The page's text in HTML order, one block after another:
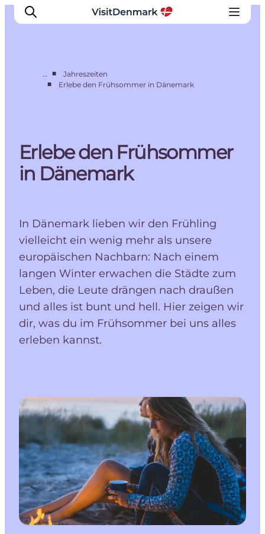
Unterkünfte
Reiseplanung
… ■
Jahreszeiten
■
Erlebe den Frühsommer in Dänemark
Erlebe den Frühsommer
in Dänemark
In Dänemark lieben wir den Frühling
vielleicht ein wenig mehr als unsere
europäischen Nachbarn: Nach einem
langen Winter erwachen die Städte zum
Leben, die Leute drängen nach draußen
und alles ist bunt und hell. Hier zeigen wir
dir, was du im Frühsommer bei uns alles
erleben kannst.